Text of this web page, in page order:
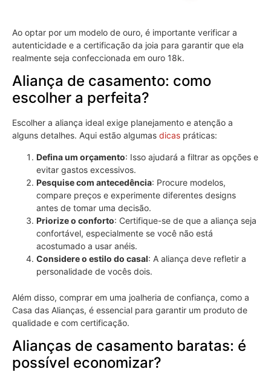
Ao optar por um modelo de ouro, é importante verificar a
autenticidade e a certificação da joia para garantir que ela
realmente seja confeccionada em ouro 18k.
Aliança de casamento: como
escolher a perfeita?
Escolher a aliança ideal exige planejamento e atenção a
alguns detalhes. Aqui estão algumas dicas práticas:
Defina um orçamento: Isso ajudará a filtrar as opções e
evitar gastos excessivos.
Pesquise com antecedência: Procure modelos,
compare preços e experimente diferentes designs
antes de tomar uma decisão.
Priorize o conforto: Certifique-se de que a aliança seja
confortável, especialmente se você não está
acostumado a usar anéis.
Considere o estilo do casal: A aliança deve refletir a
personalidade de vocês dois.
Além disso, comprar em uma joalheria de confiança, como a
Casa das Alianças, é essencial para garantir um produto de
qualidade e com certificação.
Alianças de casamento baratas: é
possível economizar?